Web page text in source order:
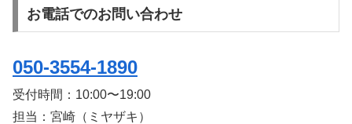
お電話でのお問い合わせ
050-3554-1890
受付時間： 10:00〜19:00
担当：宮崎（ミヤザキ）